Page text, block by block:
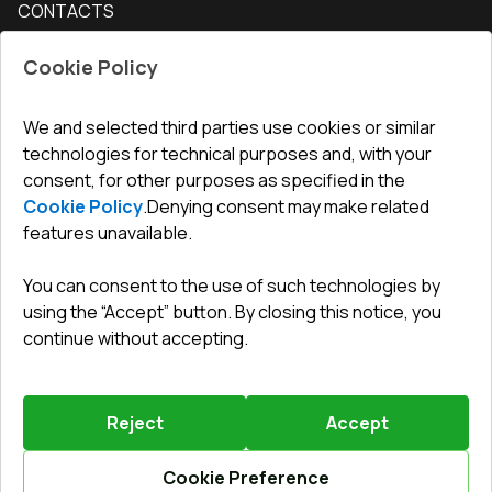
Interior doors
How to measure windows
For companies, cooperation
Conditions for returning goods
Guarantee
CONTACTS
undefined(undefined)
info@toptechnik.com.pl
Polityka prywatności
REGULAMIN
©2026.All right reserved.Powered byVitrager.com.
Report a problem?
Cookie Policy
We and selected third parties use cookies or similar
technologies for technical purposes and, with your
consent, for other purposes as specified in the
Cookie Policy.Denying consent may make related
features unavailable.
You can consent to the use of such technologies by
using the “Accept” button. By closing this notice, you
continue without accepting.
Reject Accept
Cookie Preference